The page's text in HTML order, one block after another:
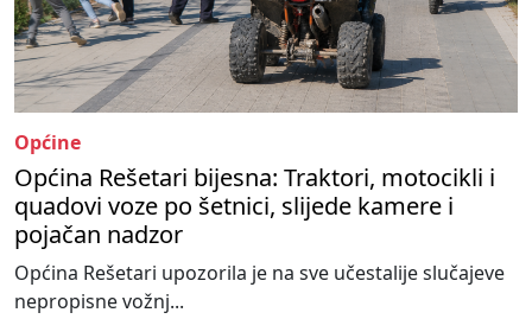
Općine
Općina Rešetari bijesna: Traktori, motocikli i
quadovi voze po šetnici, slijede kamere i
pojačan nadzor
Općina Rešetari upozorila je na sve učestalije slučajeve
nepropisne vožnj...